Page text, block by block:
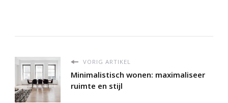
VORIG ARTIKEL
Minimalistisch wonen: maximaliseer
ruimte en stijl